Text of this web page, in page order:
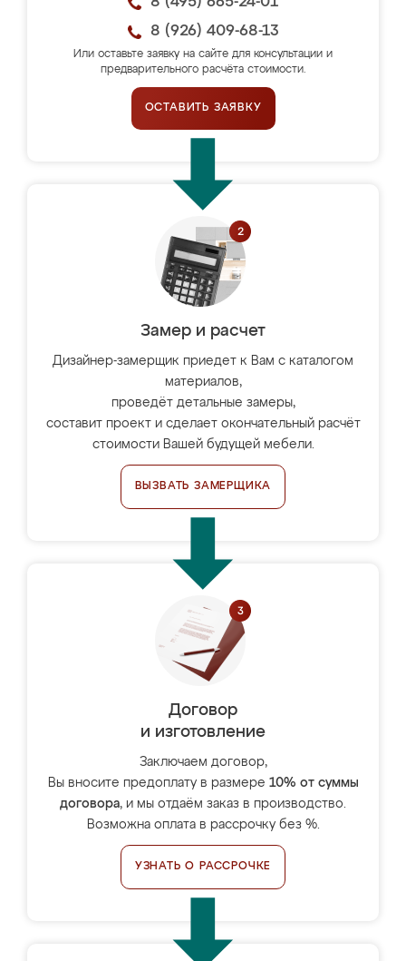
8 (926) 409-68-13
Или оставьте заявку на сайте для консультации и
предварительного расчёта стоимости.
ОСТАВИТЬ ЗАЯВКУ
Замер и расчет
Дизайнер-замерщик приедет к Вам с каталогом
материалов,
проведёт детальные замеры,
составит проект и сделает окончательный расчёт
стоимости Вашей будущей мебели.
ВЫЗВАТЬ ЗАМЕРЩИКА
Договор
и изготовление
Заключаем договор,
Вы вносите предоплату в размере 10% от суммы
договора, и мы отдаём заказ в производство.
Возможна оплата в рассрочку без %.
УЗНАТЬ О РАССРОЧКЕ